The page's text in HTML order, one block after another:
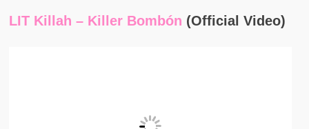
LIT Killah – Killer Bombón (Official Video)